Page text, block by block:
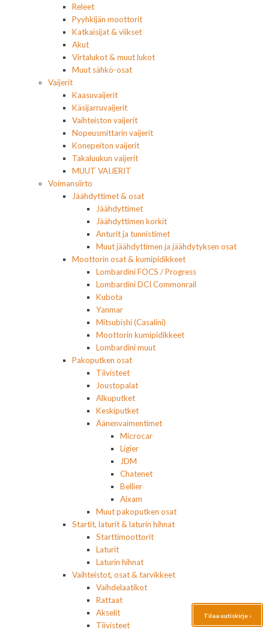
Releet
Pyyhkijän moottorit
Katkaisijat & viikset
Akut
Virtalukot & muut lukot
Muut sähkö-osat
Vaijerit
Kaasuvaijerit
Käsijarruvaijerit
Vaihteiston vaijerit
Nopeusmittarin vaijerit
Konepeiton vaijerit
Takaluukun vaijerit
MUUT VAIJERIT
Voimansiirto
Jäähdyttimet & osat
Jäähdyttimet
Jäähdyttimen korkit
Anturit ja tunnistimet
Muut jäähdyttimen ja jäähdytyksen osat
Moottorin osat & kumipidikkeet
Lombardini FOCS / Progress
Lombardini DCI Commonrail
Kubota
Yanmar
Mitsubishi (Casalini)
Moottorin kumipidikkeet
Lombardini muut
Pakoputken osat
Tiivisteet
Joustopalat
Alkuputket
Keskiputket
Äänenvaimentimet
Microcar
Ligier
JDM
Chatenet
Bellier
Aixam
Muut pakoputken osat
Startit, laturit & laturin hihnat
Starttimoottorit
Laturit
Laturin hihnat
Vaihteistot, osat & tarvikkeet
Vaihdelaatikot
Rattaat
Akselit
Tiivisteet
Tilaa uutiskirje ›